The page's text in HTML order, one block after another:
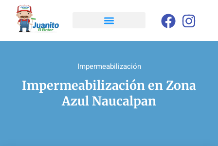
Impermeabilización
Impermeabilización en Zona
Azul Naucalpan